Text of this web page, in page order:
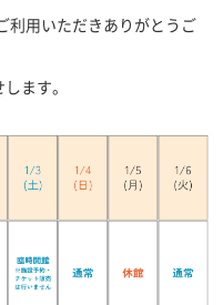
利用いただきありがとうご
ます。